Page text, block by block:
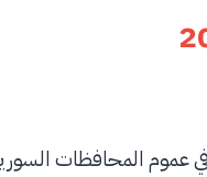
في عموم المحافظات